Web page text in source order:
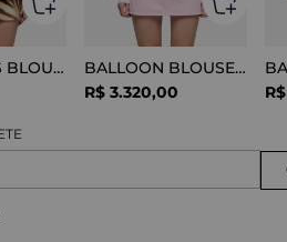
SLEEVELESS BLOUSE VISCOSE SNAKE
BALLOON BLOUSE SILK OPTICAL WHITE
R$ 3.320,00
R$